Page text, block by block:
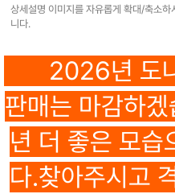
상세설명 이미지를 자유롭게 확대/축소
니다.
2026년 도나
판매는 마감하
년 더 좋은 모습
다.찾아주시고